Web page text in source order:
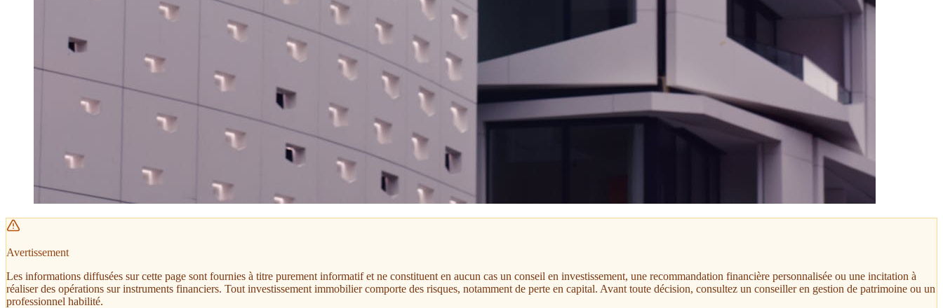
Avertissement
Les informations diffusées sur cette page sont fournies à titre purement informatif et ne constituent en aucun cas un conseil en investissement, une recommandation financière personnalisée ou une incitation à
réaliser des opérations sur instruments financiers. Tout investissement immobilier comporte des risques, notamment de perte en capital. Avant toute décision, consultez un conseiller en gestion de patrimoine ou un
professionnel habilité.